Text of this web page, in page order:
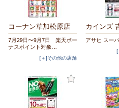
コーナン草加松原店
7月29日〜9月7日 楽天ボー
ナスポイント対象…
[＋]その他の店舗
カインズ
アサヒ スー
[